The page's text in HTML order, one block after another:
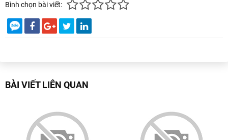
Bình chọn bài viết:
BÀI VIẾT LIÊN QUAN